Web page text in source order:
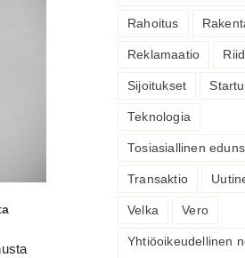
Rahoitus
Reklamaatio
Sijoitukset
Teknologia
Tosiasiallinen
Transaktio
Velka Vero
Yhtiöoikeudellinen